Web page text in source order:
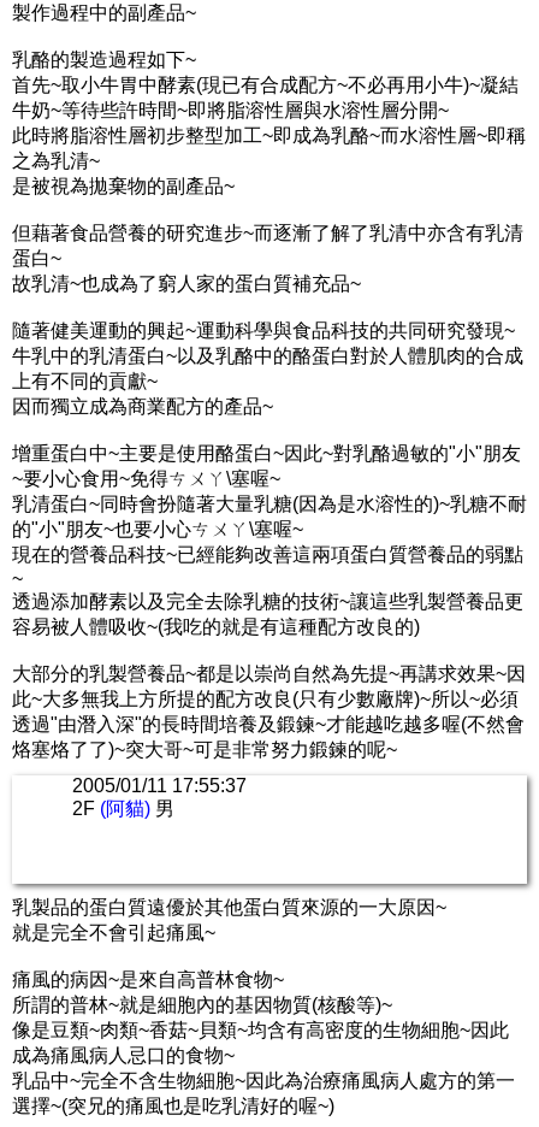
製作過程中的副產品~
乳酪的製造過程如下~
首先~取小牛胃中酵素(現已有合成配方~不必再用小牛)~凝結
牛奶~等待些許時間~即將脂溶性層與水溶性層分開~
此時將脂溶性層初步整型加工~即成為乳酪~而水溶性層~即稱
之為乳清~
是被視為拋棄物的副產品~
但藉著食品營養的研究進步~而逐漸了解了乳清中亦含有乳清
蛋白~
故乳清~也成為了窮人家的蛋白質補充品~
隨著健美運動的興起~運動科學與食品科技的共同研究發現~
牛乳中的乳清蛋白~以及乳酪中的酪蛋白對於人體肌肉的合成
上有不同的貢獻~
因而獨立成為商業配方的產品~
增重蛋白中~主要是使用酪蛋白~因此~對乳酪過敏的"小"朋友
~要小心食用~免得ㄘㄨㄚ\塞喔~
乳清蛋白~同時會扮隨著大量乳糖(因為是水溶性的)~乳糖不耐
的"小"朋友~也要小心ㄘㄨㄚ\塞喔~
現在的營養品科技~已經能夠改善這兩項蛋白質營養品的弱點
~
透過添加酵素以及完全去除乳糖的技術~讓這些乳製營養品更
容易被人體吸收~(我吃的就是有這種配方改良的)
大部分的乳製營養品~都是以崇尚自然為先提~再講求效果~因
此~大多無我上方所提的配方改良(只有少數廠牌)~所以~必須
透過"由潛入深"的長時間培養及鍛鍊~才能越吃越多喔(不然會
烙塞烙了了)~突大哥~可是非常努力鍛鍊的呢~
2005/01/11 17:55:37
2F (阿貓) 男
乳製品的蛋白質遠優於其他蛋白質來源的一大原因~
就是完全不會引起痛風~
痛風的病因~是來自高普林食物~
所謂的普林~就是細胞內的基因物質(核酸等)~
像是豆類~肉類~香菇~貝類~均含有高密度的生物細胞~因此
成為痛風病人忌口的食物~
乳品中~完全不含生物細胞~因此為治療痛風病人處方的第一
選擇~(突兄的痛風也是吃乳清好的喔~)